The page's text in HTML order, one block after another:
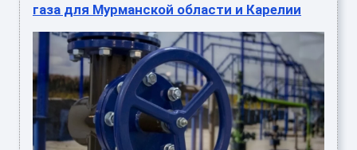
газа для Мурманской области и Карелии